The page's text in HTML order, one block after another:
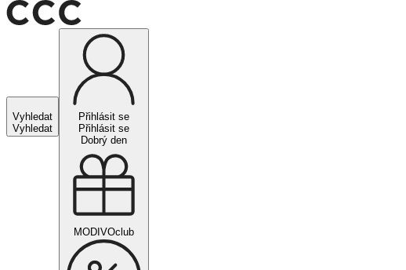
Vyhledat
Vyhledat
Přihlásit se
Přihlásit se
Dobrý den
MODIVOclub